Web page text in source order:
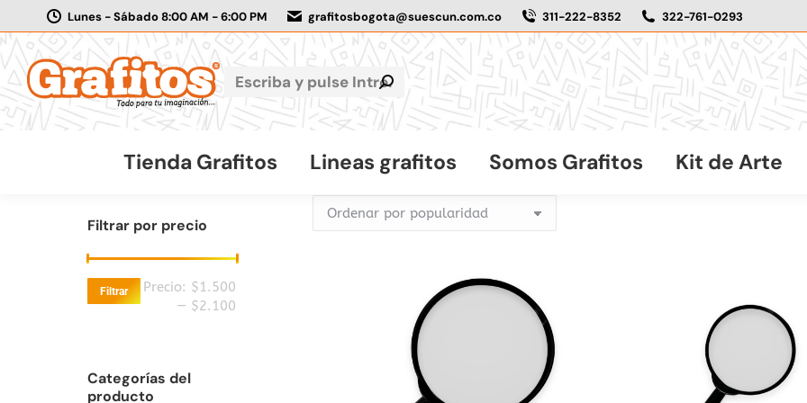
Lunes - Sábado 8:00 AM - 6:00 PM grafitosbogota@suescun.com.co 311-222-8352 322-761-0293
Tienda Grafitos Lineas grafitos Somos Grafitos Kit de Arte
Filtrar por precio
Filtrar Precio: $1.500
— $2.100
Categorías del
producto